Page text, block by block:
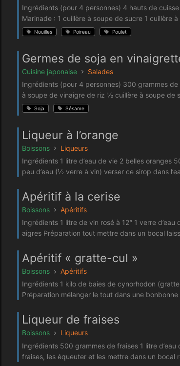
Ingrédients (pour 4 personnes) 4 hauts de
Marinade : 1 cuillère à soupe de sucre 1 cuillère
Nouilles Poireau Poulet
Germes de soja en
Cuisine japonaise
Salades
Ingrédients (pour 4 personnes) 300 grammes
à soupe de vinaigre de riz ½ cuillère à soupe de
Soja Sésame
Liqueur à l’orange
Boissons
Liqueurs
Ingrédients 1 litre d’eau de vie 2 belles oranges
peu d’eau (½ verre à vin) verser ce sirop dans
Apéritif à la cerise
Boissons
Apéritifs
Ingrédients 1 litre de vin rosé à 12° 1 verre
aigres Préparation tout mettre dans un bocal
Apéritif « gratte-cul »
Boissons
Apéritifs
Ingrédients 1 kilo de baies de cynorhodon
Préparation mélanger le tout dans une
Liqueur de fraises
Boissons
Liqueurs
Ingrédients 500 grammes de fraises 1 litre
fraises, les équeuter et les mettre dans un bocal